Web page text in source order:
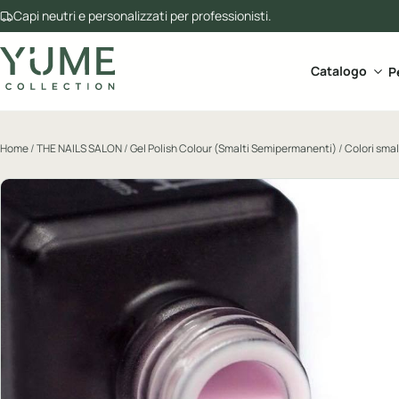
Capi neutri e personalizzati per professionisti.
Catalogo
Home/THE NAILS SALON/Gel Polish Colour (Smalti Semipermanenti) /Colori